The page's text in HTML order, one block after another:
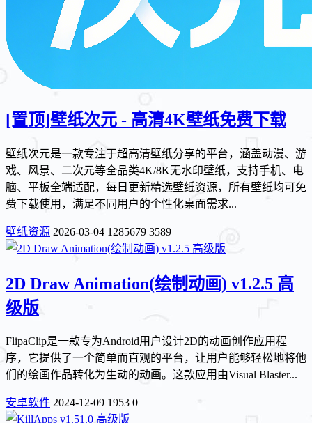
[置顶]壁纸次元 - 高清4K壁纸免费下载
壁纸次元是一款专注于超高清壁纸分享的平台，涵盖动漫、游
戏、风景、二次元等全品类4K/8K无水印壁纸，支持手机、电
脑、平板全端适配，每日更新精选壁纸资源，所有壁纸均可免
费下载使用，满足不同用户的个性化桌面需求...
壁纸资源 2026-03-04 1285679 3589
2D Draw Animation(绘制动画) v1.2.5 高
级版
FlipaClip是一款专为Android用户设计2D的动画创作应用程
序，它提供了一个简单而直观的平台，让用户能够轻松地将他
们的绘画作品转化为生动的动画。这款应用由Visual Blaster...
安卓软件 2024-12-09 1953 0